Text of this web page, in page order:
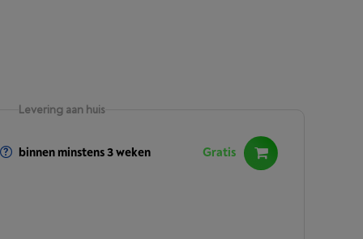
Levering aan huis
binnen minstens 3 weken Gratis